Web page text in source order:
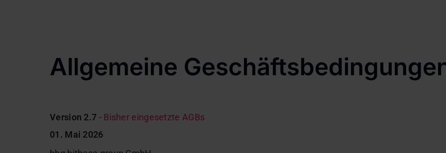
Allgemeine
Version 2.7 - Bisher eingesetzte AGBs
01. Mai 2026